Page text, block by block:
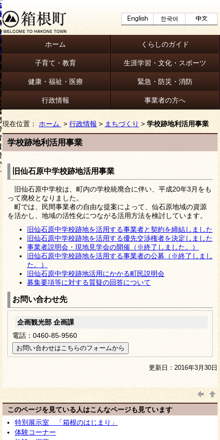
ホーム くらしのガイド
子育て・教育 生涯学習・文化・スポーツ
健康・福祉・医療 緊急・防災・消防
行政情報 事業者の方へ
現在位置： ホーム > 行政情報 > まちづくり > 学校跡地利活用事業
学校跡地利活用事業
旧仙石原中学校跡地活用事業
旧仙石原中学校は、町内の学校統廃合に伴い、平成20年3月をも
って廃校となりました。
町では、民間事業者の自由な提案によって、仙石原地域の資源
を活かし、地域の活性化につながる活用方法を検討しています。
旧仙石原中学校跡地を活用する事業者と契約を締結しました
旧仙石原中学校跡地を活用する優先交渉権者を決定しました
事業者説明会・現地見学会の開催（※終了しました。）
旧仙石原中学校跡地を活用する事業者の公募（※終了しまし
た。）
旧仙石原中学校跡地活用にかかる町民説明会
募集要項等に対する質疑の回答について
お問い合わせ先
企画観光部 企画課
電話：0460-85-9560
更新日：2016年3月30日
このページを見ている人はこんなページも見ています
特別展示室 「箱根のはじまり」
体験コーナー